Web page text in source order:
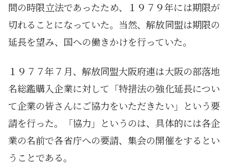
間の時限立法であったため、１９７９年には期限が
切れることになっていた。当然、解放同盟は期限の
延長を望み、国への働きかけを行っていた。
１９７７年７月、解放同盟大阪府連は大阪の部落地
名総鑑購入企業に対して「特措法の強化延長につい
て企業の皆さんにご協力をいただきたい」という要
請を行った。「協力」というのは、具体的には各企
業の名前で各省庁への要請、集会の開催をするとい
うことである。